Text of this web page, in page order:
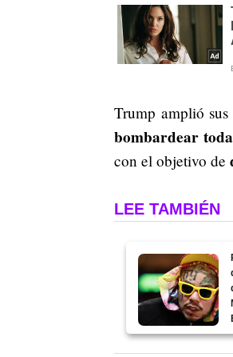
Trump amplió sus
bombardear
con el objetivo de
LEE TAMBIÉN